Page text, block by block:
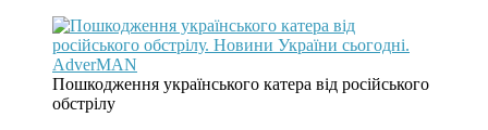
Пошкодження українського катера від російського
обстрілу